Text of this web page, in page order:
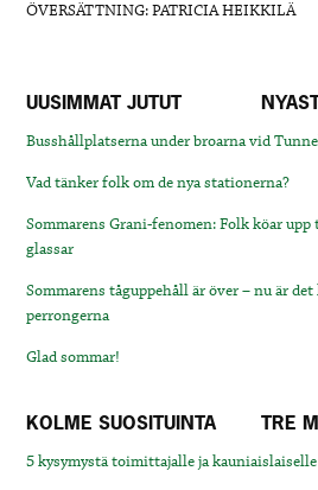
ÖVERSÄTTNING: PATRICIA HEIKKILÄ
UUSIMMAT JUTUT
Busshållplatserna under broarna vid
Vad tänker folk om de nya stationerna?
Sommarens Grani-fenomen: Folk köar
glassar
Sommarens tåguppehåll är över – nu är
perrongerna
Glad sommar!
KOLME SUOSITUINTA TRE
5 kysymystä toimittajalle ja